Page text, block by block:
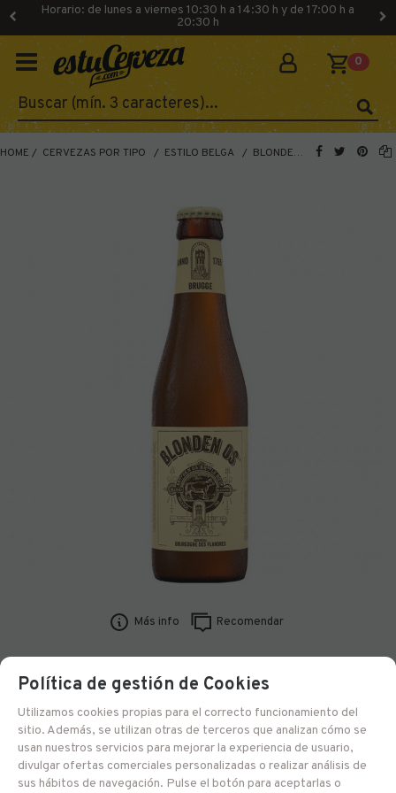
Horario: de lunes a viernes 10:30 h a 14:30 h y de 17:00 h a
20:30 h
0
HOME CERVEZAS POR TIPO ESTILO BELGA BLONDE
Más info Recomendar
00169
Blonden Os
33 cl
Política de gestión de Cookies
Utilizamos cookies propias para el correcto funcionamiento del
sitio. Además, se utilizan otras de terceros que analizan cómo se
usan nuestros servicios para mejorar la experiencia de usuario,
divulgar ofertas comerciales personalizadas o realizar análisis de
sus hábitos de navegación. Pulse el botón para aceptarlas o